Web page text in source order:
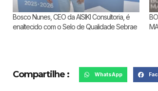
Bosco Nunes, CEO da AISIKI Consultoria, é
enaltecido com o Selo de Qualidade Sebrae
Compartilhe : WhatsApp